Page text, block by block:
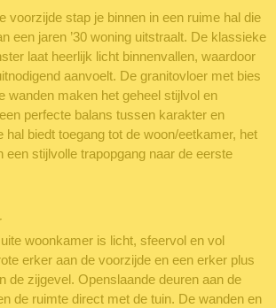
voorzijde stap je binnen in een ruime hal die
een jaren ’30 woning uitstraalt. De klassieke
laat heerlijk licht binnenvallen, waardoor
aanvoelt. De granitovloer met bies
wanden maken het geheel stijlvol en
perfecte balans tussen karakter en
hal biedt toegang tot de woon/eetkamer, het
een stijlvolle trapopgang naar de eerste
woonkamer is licht, sfeervol en vol
erker aan de voorzijde en een erker plus
de zijgevel. Openslaande deuren aan de
de ruimte direct met de tuin. De wanden en